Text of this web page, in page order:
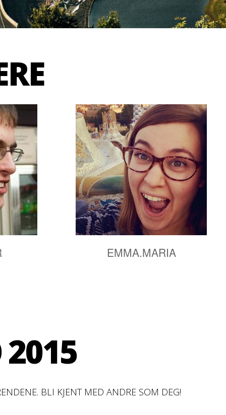
FOREDRAG BRUKERPROFIL
EMMA.MARIA
2015
BLI KJENT MED ANDRE SOM DEG!